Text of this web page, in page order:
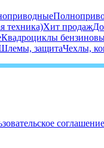
техника)Хит продаж
Квадроциклы
защитаЧехлы,
соглашение